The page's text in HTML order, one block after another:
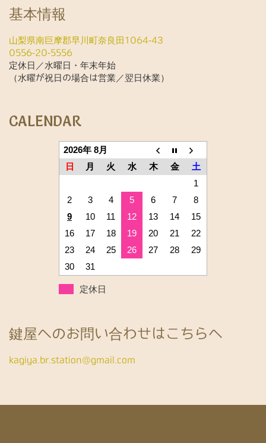
基本情報
山梨県南巨摩郡早川町奈良田1064-43
0556-20-5556
定休日／水曜日・年末年始
（水曜が祝日の場合は営業／翌日休業）
CALENDAR
2026年 8月
日
月 火 水 木 金
土
1
2
3 4 5 6 7
8
9
10 11 12 13 14
15
16
17 18 19 20 21
22
23
24 25 26 27 28
29
30
31
定休日
鍵屋へのお問い合わせはこちらへ
kagiya.br.station@gmail.com